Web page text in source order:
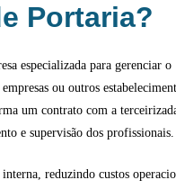
Portaria?
especializada para gerenciar o
ou outros
um contrato com a
e supervisão dos profissionais.
reduzindo custos